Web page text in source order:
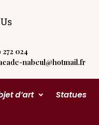
272 024
nabeul@hotmail.fr
d’art Statues